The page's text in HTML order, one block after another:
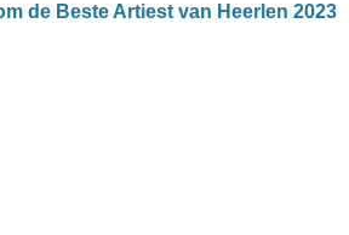
de Beste Artiest van Heerlen 2023